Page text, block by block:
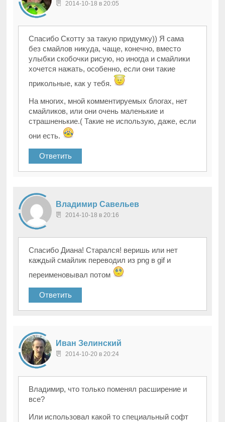
2014-10-18 в 20:05
Спасибо Скотту за такую придумку)) Я сама
без смайлов никуда, чаще, конечно, вместо
улыбки скобочки рисую, но иногда и смайлики
хочется нажать, особенно, если они такие
прикольные, как у тебя.
На многих, мной комментируемых блогах, нет
смайликов, или они очень маленькие и
страшненькие.( Такие не использую, даже, если
они есть.
Ответить
Владимир Савельев
2014-10-18 в 20:16
Спасибо Диана! Старался! веришь или нет
каждый смайлик переводил из png в gif и
переименовывал потом
Ответить
Иван Зелинский
2014-10-20 в 20:24
Владимир, что только поменял расширение и
все?
Или использовал какой то специальный софт